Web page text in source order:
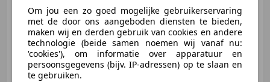
02/2026 1 km Benzine -/-
Om jou een zo goed mogelijke gebruikerservaring
met de door ons aangeboden diensten te bieden,
maken wij en derden gebruik van cookies en andere
technologie (beide samen noemen wij vanaf nu:
'cookies'), om informatie over apparatuur en
persoonsgegevens (bijv. IP-adressen) op te slaan en
te gebruiken.